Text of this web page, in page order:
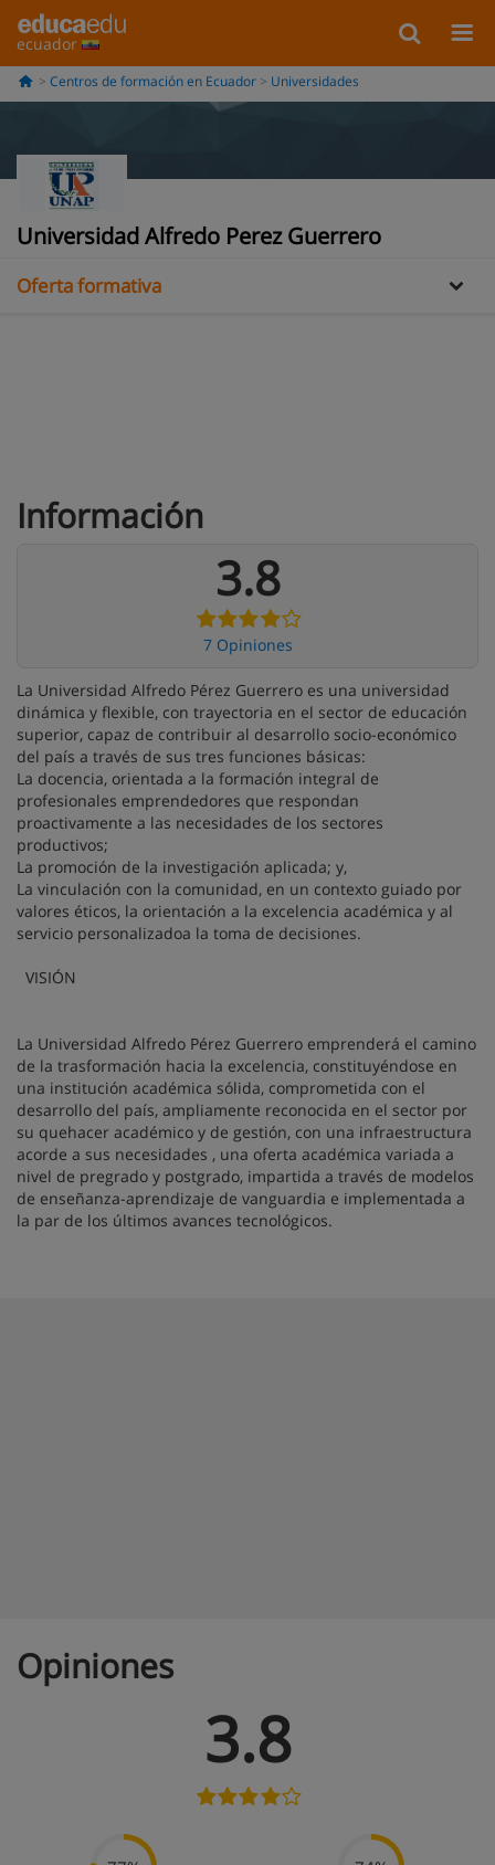
ecuador
Centros de formación en Ecuador Universidades
Universidad Alfredo Perez Guerrero
Información
Opiniones
Oferta formativa
Información
3.8
7 Opiniones
La Universidad Alfredo Pérez Guerrero es una universidad
dinámica y flexible, con trayectoria en el sector de educación
superior, capaz de contribuir al desarrollo socio-económico
del país a través de sus tres funciones básicas:
La docencia, orientada a la formación integral de
profesionales emprendedores que respondan
proactivamente a las necesidades de los sectores
productivos;
La promoción de la investigación aplicada; y,
La vinculación con la comunidad, en un contexto guiado por
valores éticos, la orientación a la excelencia académica y al
servicio personalizadoa la toma de decisiones.
VISIÓN
La Universidad Alfredo Pérez Guerrero emprenderá el camino
de la trasformación hacia la excelencia, constituyéndose en
una institución académica sólida, comprometida con el
desarrollo del país, ampliamente reconocida en el sector por
su quehacer académico y de gestión, con una infraestructura
acorde a sus necesidades , una oferta académica variada a
nivel de pregrado y postgrado, impartida a través de modelos
de enseñanza-aprendizaje de vanguardia e implementada a
la par de los últimos avances tecnológicos.
Opiniones
3.8